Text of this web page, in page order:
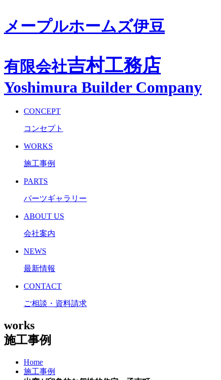
メープルホームズ伊豆
有限会社吉村工務店
Yoshimura Builder Company
CONCEPT
コンセプト
WORKS
施工事例
PARTS
パーツギャラリー
ABOUT US
会社案内
NEWS
最新情報
CONTACT
ご相談・資料請求
works
施工事例
Home
施工事例